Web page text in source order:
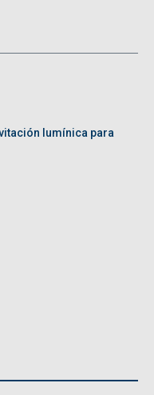
lumínica para